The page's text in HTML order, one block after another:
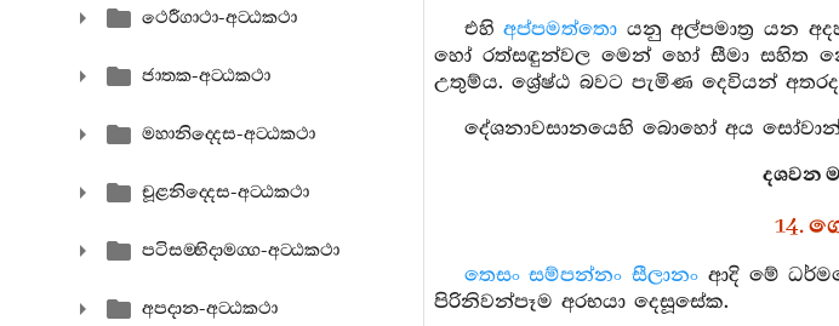
ථෙරීගාථා-අට‍්ඨකථා
ජාතක-අට‍්ඨකථා
මහානිද‍්දෙස-අට‍්ඨකථා
චූළනිද‍්දෙස-අට‍්ඨකථා
පටිසම‍්භිදාමග‍්ග-අට‍්ඨකථා
අපදාන-අට‍්ඨකථා
එහිඅප්පමත්තො යනු අල්පමාත්‍ර යන
හෝ රත්සඳුන්වල මෙන් හෝ සීමා සහිත
උතුම්ය. ශ්‍රේෂ්ඨ බවට පැමිණ දෙවියන්
දේශනාවසානයෙහි බොහෝ අය
දශවන
14.
තෙසං සම්පන්නං සීලානං ආදි මේ
පිරිනිවන්පෑම අරභයා දෙසූසේක.